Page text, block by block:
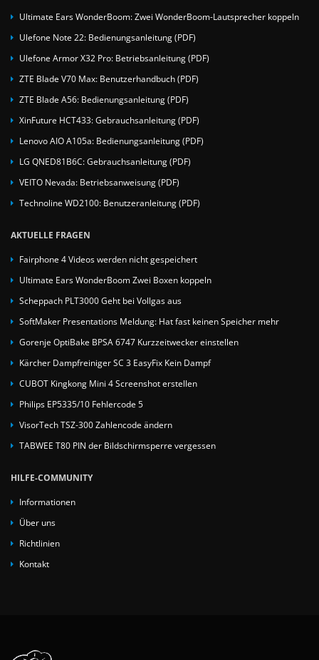
Ultimate Ears WonderBoom: Zwei WonderBoom-Lautsprecher koppeln
Ulefone Note 22: Bedienungsanleitung (PDF)
Ulefone Armor X32 Pro: Betriebsanleitung (PDF)
ZTE Blade V70 Max: Benutzerhandbuch (PDF)
ZTE Blade A56: Bedienungsanleitung (PDF)
XinFuture HCT433: Gebrauchsanleitung (PDF)
Lenovo AIO A105a: Bedienungsanleitung (PDF)
LG QNED81B6C: Gebrauchsanleitung (PDF)
VEITO Nevada: Betriebsanweisung (PDF)
Technoline WD2100: Benutzeranleitung (PDF)
AKTUELLE FRAGEN
Fairphone 4 Videos werden nicht gespeichert
Ultimate Ears WonderBoom Zwei Boxen koppeln
Scheppach PLT3000 Geht bei Vollgas aus
SoftMaker Presentations Meldung: Hat fast keinen Speicher mehr
Gorenje OptiBake BPSA 6747 Kurzzeitwecker einstellen
Kärcher Dampfreiniger SC 3 EasyFix Kein Dampf
CUBOT Kingkong Mini 4 Screenshot erstellen
Philips EP5335/10 Fehlercode 5
VisorTech TSZ-300 Zahlencode ändern
TABWEE T80 PIN der Bildschirmsperre vergessen
HILFE-COMMUNITY
Informationen
Über uns
Richtlinien
Kontakt